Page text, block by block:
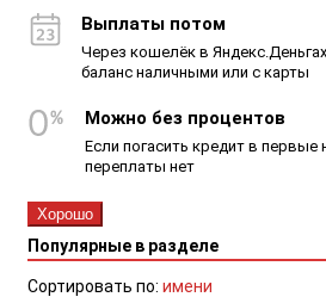
Выплаты потом
Через кошелёк в
баланс наличными или с карты
Можно без процентов
Если погасить кредит в первые
переплаты нет
Хорошо
Популярные в разделе
Сортировать по: имени